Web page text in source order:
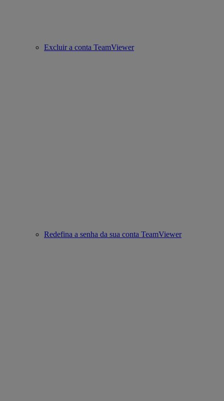
Excluir a conta TeamViewer
Redefina a senha da sua conta TeamViewer